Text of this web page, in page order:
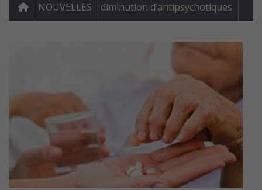
NOUVELLES diminution d’antipsychotiques